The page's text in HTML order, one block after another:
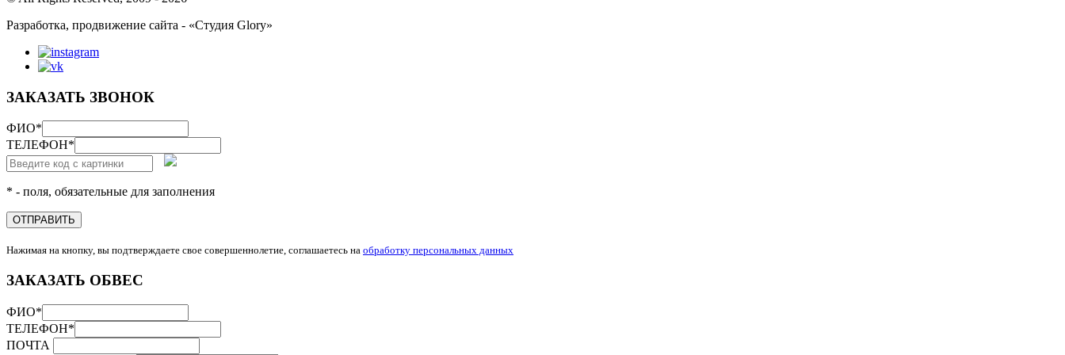
Разработка, продвижение сайта - «Студия Glory»
ЗАКАЗАТЬ ЗВОНОК
ФИО*
ТЕЛЕФОН*
* - поля, обязательные для заполнения
ОТПРАВИТЬ
Нажимая на кнопку, вы подтверждаете свое совершеннолетие, соглашаетесь на обработку персональных данных
ЗАКАЗАТЬ ОБВЕС
ФИО*
ТЕЛЕФОН*
ПОЧТА